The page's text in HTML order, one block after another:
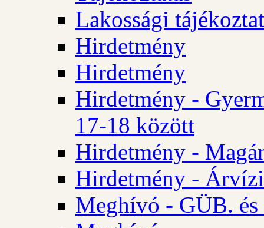
Lakossági
Hirdetmény
Hirdetmény
Hirdetmény -
17-18 között
Hirdetmény -
Hirdetmény -
Meghívó - GÜB.